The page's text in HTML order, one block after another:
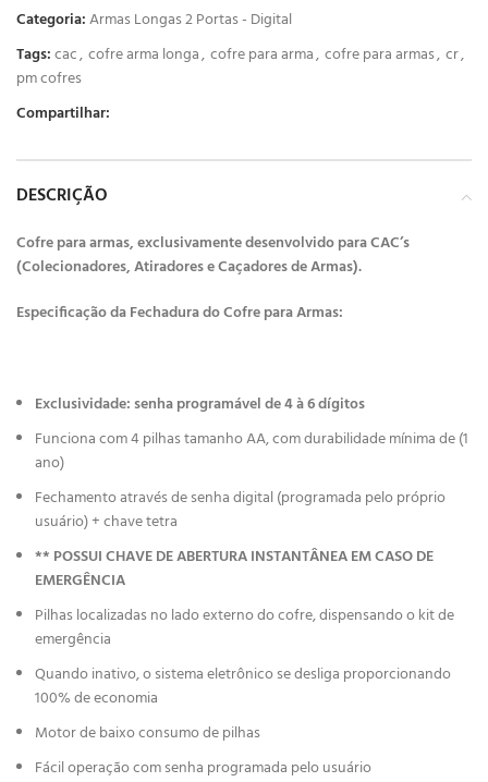
Categoria:Armas Longas 2 Portas - Digital
Tags:cac, cofre arma longa, cofre para arma, cofre para armas, cr,
pm cofres
Compartilhar:
DESCRIÇÃO
Cofre para armas, exclusivamente desenvolvido para CAC’s
(Colecionadores, Atiradores e Caçadores de Armas).
Especificação da Fechadura do Cofre para Armas:
Exclusividade: senha programável de 4 à 6 dígitos
Funciona com 4 pilhas tamanho AA, com durabilidade mínima de (1
ano)
Fechamento através de senha digital (programada pelo próprio
usuário) + chave tetra
** POSSUI CHAVE DE ABERTURA INSTANTÂNEA EM CASO DE
EMERGÊNCIA
Pilhas localizadas no lado externo do cofre, dispensando o kit de
emergência
Quando inativo, o sistema eletrônico se desliga proporcionando
100% de economia
Motor de baixo consumo de pilhas
Fácil operação com senha programada pelo usuário